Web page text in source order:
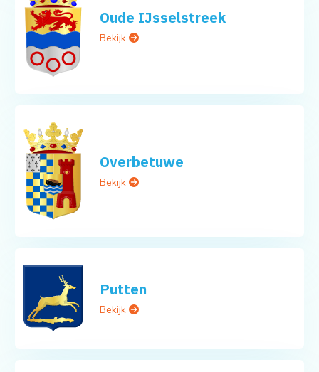
Oude IJsselstreek
Bekijk
Overbetuwe
Bekijk
Putten
Bekijk